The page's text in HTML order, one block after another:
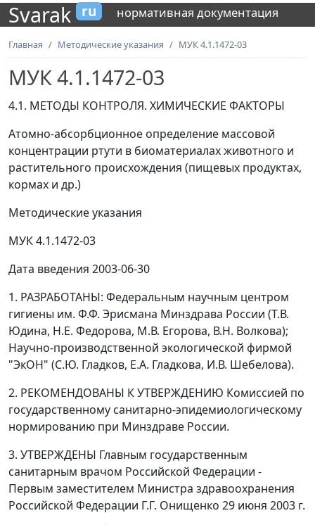
Svarak ru нормативная документация
Главная Методические указания МУК 4.1.1472-03
МУК 4.1.1472-03
4.1. МЕТОДЫ КОНТРОЛЯ. ХИМИЧЕСКИЕ ФАКТОРЫ
Атомно-абсорбционное определение массовой
концентрации ртути в биоматериалах животного и
растительного происхождения (пищевых продуктах,
кормах и др.)
Методические указания
МУК 4.1.1472-03
Дата введения 2003-06-30
1. РАЗРАБОТАНЫ: Федеральным научным центром
гигиены им. Ф.Ф. Эрисмана Минздрава России (Т.В.
Юдина, Н.Е. Федорова, М.В. Егорова, В.Н. Волкова);
Научно-производственной экологической фирмой
"ЭкОН" (С.Ю. Гладков, Е.А. Гладкова, И.В. Шебелова).
2. РЕКОМЕНДОВАНЫ К УТВЕРЖДЕНИЮ Комиссией по
государственному санитарно-эпидемиологическому
нормированию при Минздраве России.
3. УТВЕРЖДЕНЫ Главным государственным
санитарным врачом Российской Федерации -
Первым заместителем Министра здравоохранения
Российской Федерации Г.Г. Онищенко 29 июня 2003 г.